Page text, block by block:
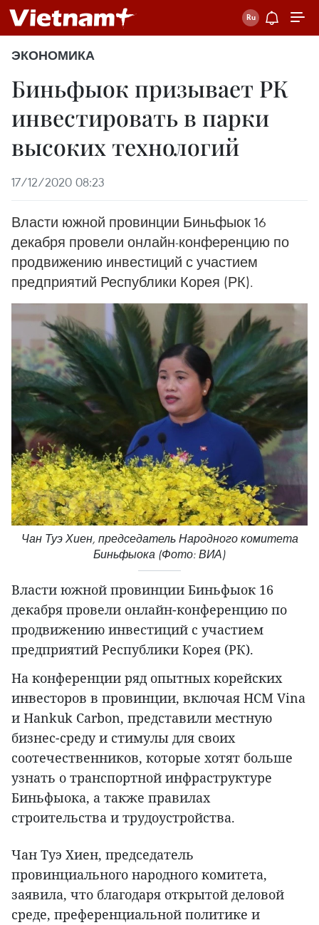
ЭКОНОМИКА
Биньфыок призывает РК
инвестировать в парки
высоких технологий
17/12/2020 08:23
Власти южной провинции Биньфыок 16
декабря провели онлайн-конференцию по
продвижению инвестиций с участием
предприятий Республики Корея (РК).
Чан Туэ Хиен, председатель Народного комитета
Биньфыока (Фото: ВИА)
Власти южной провинции Биньфыок 16
декабря провели онлайн-конференцию по
продвижению инвестиций с участием
предприятий Республики Корея (РК).
На конференции ряд опытных корейских
инвесторов в провинции, включая HCM Vina
и Hankuk Carbon, представили местную
бизнес-среду и стимулы для своих
соотечественников, которые хотят больше
узнать о транспортной инфраструктуре
Биньфыока, а также правилах
строительства и трудоустройства.
Чан Туэ Хиен, председатель
провинциального народного комитета,
заявила, что благодаря открытой деловой
среде, преференциальной политике и